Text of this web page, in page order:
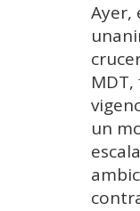
Ayer,
un